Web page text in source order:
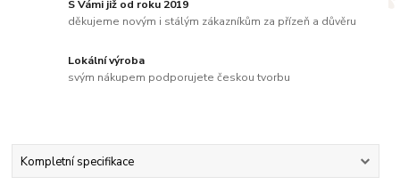
S Vámi již od roku 2019
děkujeme novým i stálým zákazníkům za přízeň a důvěru
Lokální výroba
svým nákupem podporujete českou tvorbu
Kompletní specifikace